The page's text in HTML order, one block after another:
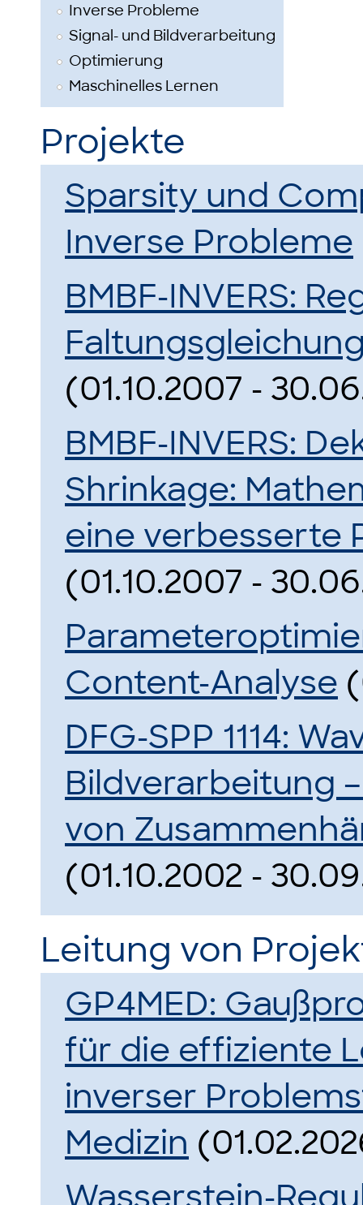
Inverse Probleme
Signal- und Bildverarbeitung
Optimierung
Maschinelles Lernen
Projekte
Sparsity und
Inverse Probleme
BMBF-INVERS:
(01.10.2007 -
BMBF-INVERS:
Shrinkage:
eine verbesserte
(01.10.2007 -
Content-Analyse
DFG-SPP 1114:
Bildverarbeitung
von
(01.10.2002 -
Leitung von
GP4MED:
für die effiziente
inverser
Medizin